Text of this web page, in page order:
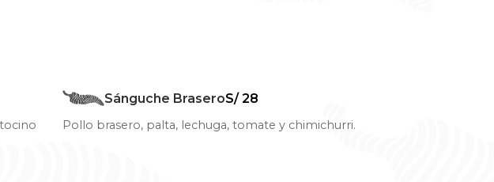
Sánguche BraseroS/ 28
Pollo brasero, palta, lechuga, tomate y chimichurri.